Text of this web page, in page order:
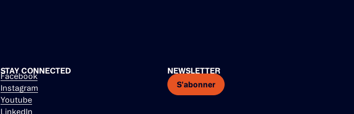
STAY CONNECTED
Facebook
Instagram
Youtube
LinkedIn
NEWSLETTER
S'abonner